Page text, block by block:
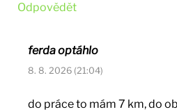
Odpovědět
ferda optáhlo
8. 8. 2026 (21:04)
do práce to mám 7 km, do